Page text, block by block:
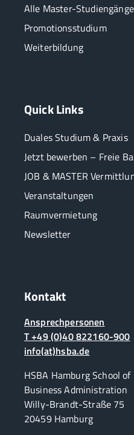
Alle Master-
Promotionsstudium
Weiterbildung
Quick Links
Duales Studium & Praxis
Jetzt bewerben – Freie
JOB & MASTER
Veranstaltungen
Raumvermietung
Newsletter
Kontakt
Ansprechpersonen
T +49 (0)40 822160-900
info(at)hsba.de
HSBA Hamburg School of
Business Administration
Willy-Brandt-Straße 75
20459 Hamburg